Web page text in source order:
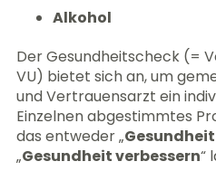
Alkohol
Der Gesundheitscheck (=
VU) bietet sich an, um
und Vertrauensarzt ein
Einzelnen abgestimmtes
das entweder „
„Gesundheit verbessern“